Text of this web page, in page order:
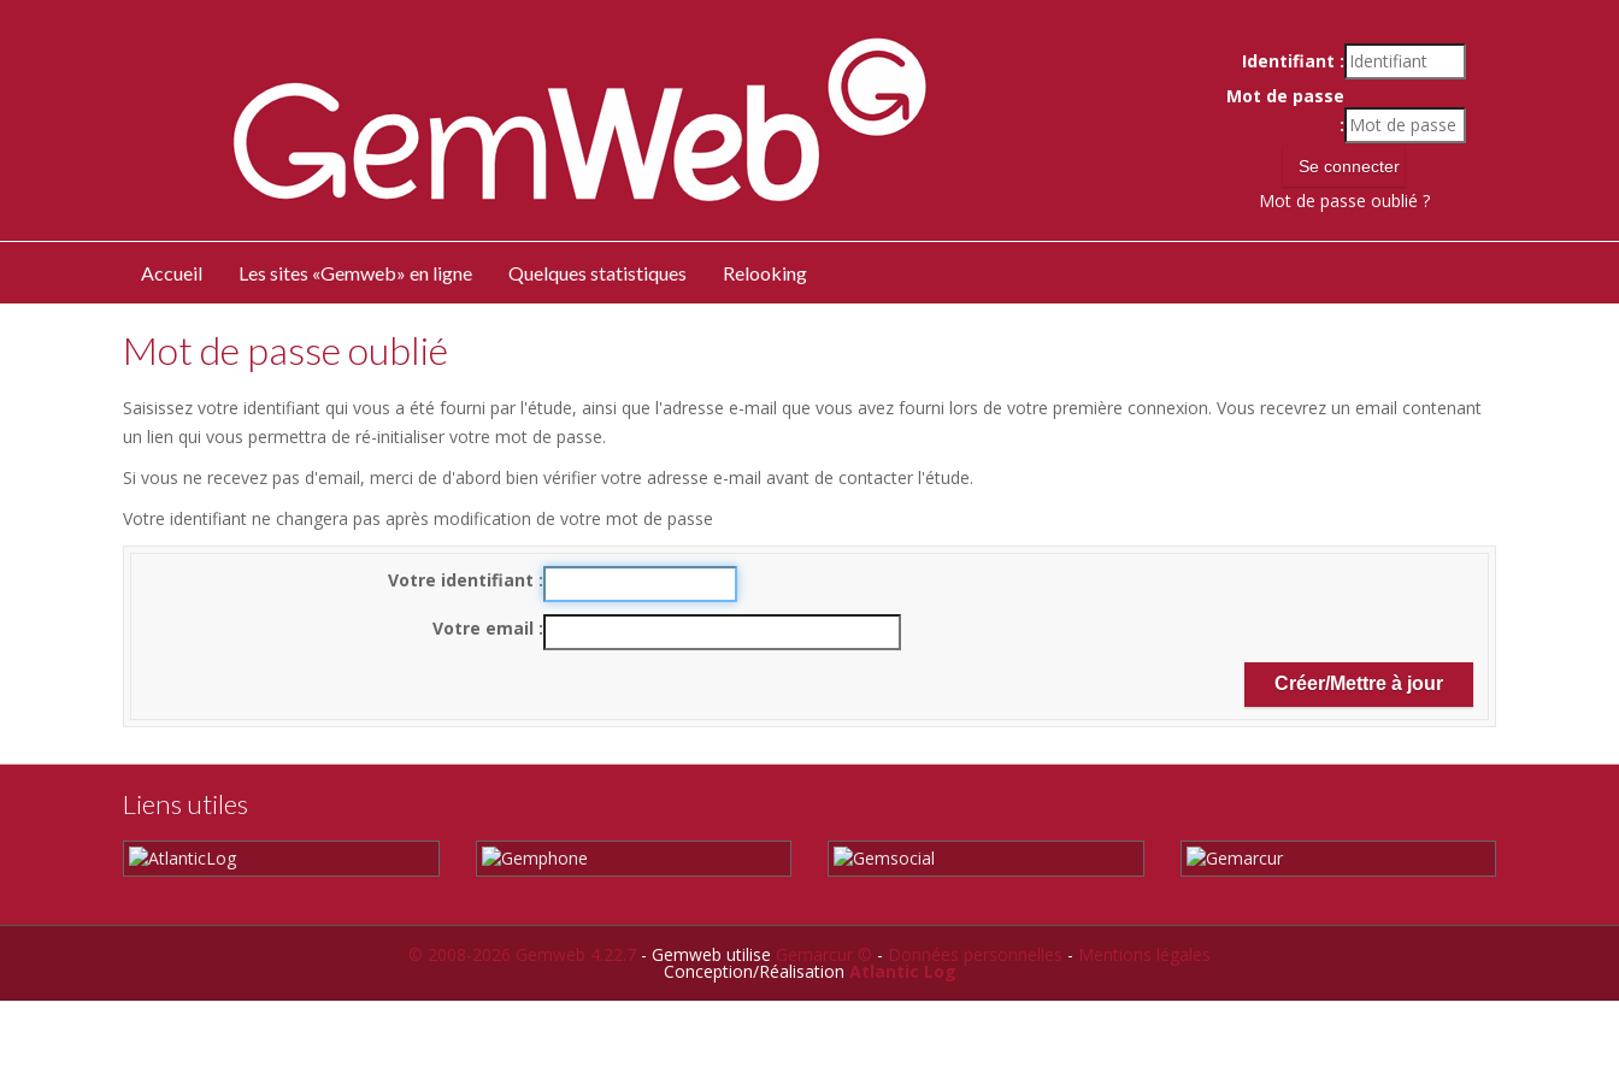
Identifiant :
Mot de passe
:
Mot de passe oublié ?
Accueil Les sites «Gemweb» en ligne Quelques statistiques Relooking
Mot de passe oublié
Saisissez votre identifiant qui vous a été fourni par l'étude, ainsi que l'adresse e-mail que vous avez fourni lors de votre première connexion. Vous recevrez un email contenant
un lien qui vous permettra de ré-initialiser votre mot de passe.
Si vous ne recevez pas d'email, merci de d'abord bien vérifier votre adresse e-mail avant de contacter l'étude.
Votre identifiant ne changera pas après modification de votre mot de passe
Votre identifiant
Votre email
Liens utiles
© 2008-2026 Gemweb 4.22.7 - Gemweb utilise Gemarcur © - Données personnelles - Mentions légales
Conception/Réalisation Atlantic Log